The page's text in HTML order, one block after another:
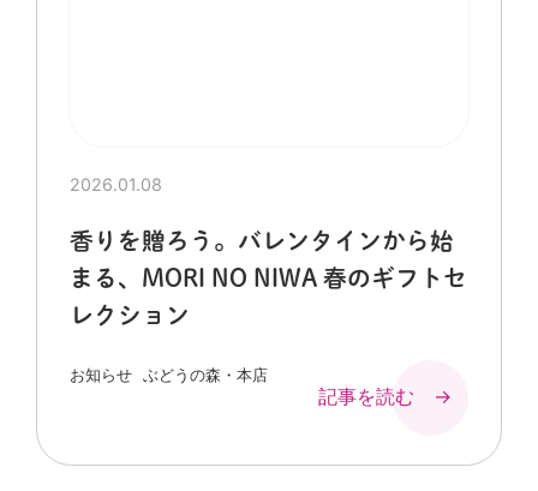
2026.01.08
香りを贈ろう。バレンタインから始
まる、MORI NO NIWA 春のギフトセ
レクション
お知らせ ぶどうの森・本店
記事を読む →